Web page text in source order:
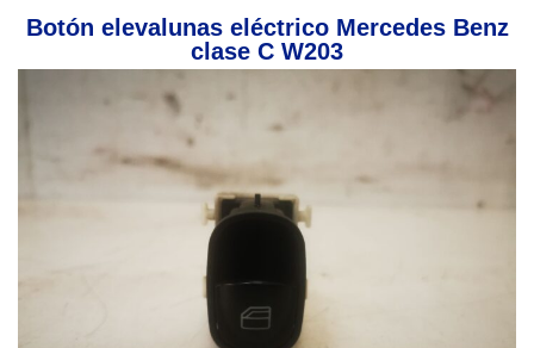
Botón elevalunas eléctrico Mercedes Benz
clase C W203